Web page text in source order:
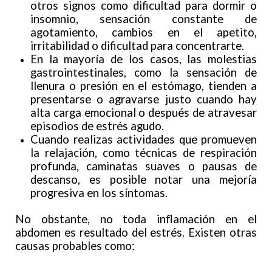
otros signos como dificultad para dormir o
insomnio, sensación constante de
agotamiento, cambios en el apetito,
irritabilidad o dificultad para concentrarte.
En la mayoría de los casos, las molestias
gastrointestinales, como la sensación de
llenura o presión en el estómago, tienden a
presentarse o agravarse justo cuando hay
alta carga emocional o después de atravesar
episodios de estrés agudo.
Cuando realizas actividades que promueven
la relajación, como técnicas de respiración
profunda, caminatas suaves o pausas de
descanso, es posible notar una mejoría
progresiva en los síntomas.
No obstante, no toda inflamación en el
abdomen es resultado del estrés. Existen otras
causas probables como: